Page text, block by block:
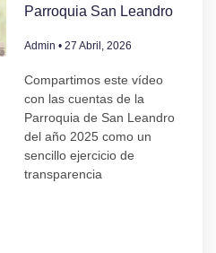
Parroquia San Leandro
Admin 27 Abril, 2026
Compartimos este vídeo
con las cuentas de la
Parroquia de San Leandro
del año 2025 como un
sencillo ejercicio de
transparencia